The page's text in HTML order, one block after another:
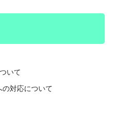
いて
対応について